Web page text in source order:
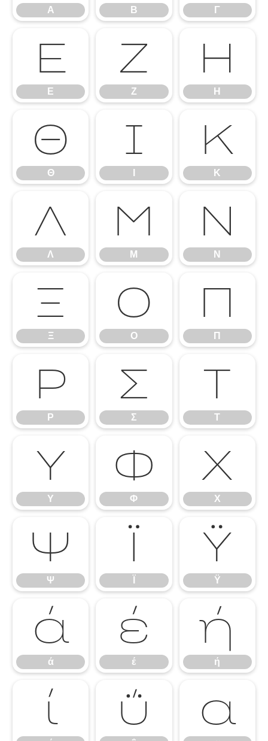
Α Β Γ
Ε
Ε
Ζ
Ζ
Η
Η
Θ
Θ
Ι Κ
Κ
Λ
Λ
Μ
Μ
Ν
Ν
Ξ
Ξ
Ο
Ο
Π
Π
Ρ
Ρ
Σ
Σ
Τ
Τ
Υ
Υ
Φ
Φ
Χ
Χ
Ψ
Ψ
Ϊ Ϋ
Ϋ
ά
ά
έ
έ
ή
ή
ί ΰ α